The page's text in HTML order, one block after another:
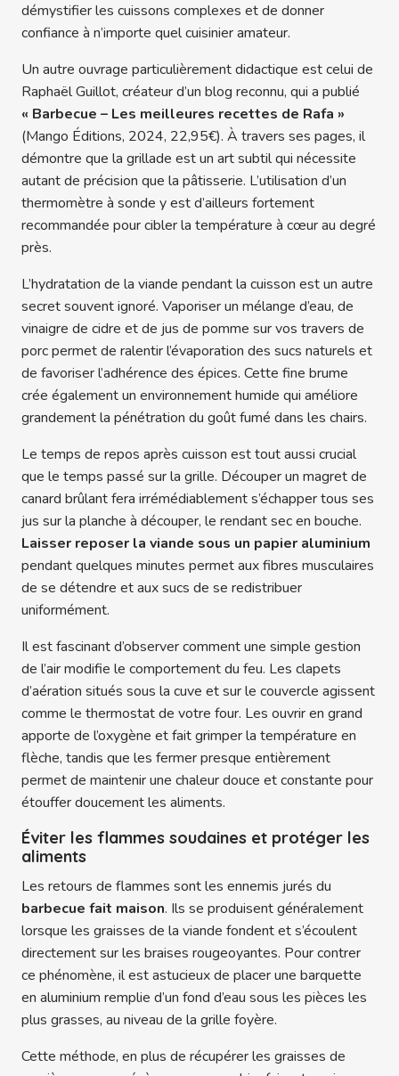
démystifier les cuissons complexes et de donner
confiance à n’importe quel cuisinier amateur.
Un autre ouvrage particulièrement didactique est celui de
Raphaël Guillot, créateur d’un blog reconnu, qui a publié
« Barbecue – Les meilleures recettes de Rafa »
(Mango Éditions, 2024, 22,95€). À travers ses pages, il
démontre que la grillade est un art subtil qui nécessite
autant de précision que la pâtisserie. L’utilisation d’un
thermomètre à sonde y est d’ailleurs fortement
recommandée pour cibler la température à cœur au degré
près.
L’hydratation de la viande pendant la cuisson est un autre
secret souvent ignoré. Vaporiser un mélange d’eau, de
vinaigre de cidre et de jus de pomme sur vos travers de
porc permet de ralentir l’évaporation des sucs naturels et
de favoriser l’adhérence des épices. Cette fine brume
crée également un environnement humide qui améliore
grandement la pénétration du goût fumé dans les chairs.
Le temps de repos après cuisson est tout aussi crucial
que le temps passé sur la grille. Découper un magret de
canard brûlant fera irrémédiablement s’échapper tous ses
jus sur la planche à découper, le rendant sec en bouche.
Laisser reposer la viande sous un papier aluminium
pendant quelques minutes permet aux fibres musculaires
de se détendre et aux sucs de se redistribuer
uniformément.
Il est fascinant d’observer comment une simple gestion
de l’air modifie le comportement du feu. Les clapets
d’aération situés sous la cuve et sur le couvercle agissent
comme le thermostat de votre four. Les ouvrir en grand
apporte de l’oxygène et fait grimper la température en
flèche, tandis que les fermer presque entièrement
permet de maintenir une chaleur douce et constante pour
étouffer doucement les aliments.
Éviter les flammes soudaines et protéger les
aliments
Les retours de flammes sont les ennemis jurés du
barbecue fait maison. Ils se produisent généralement
lorsque les graisses de la viande fondent et s’écoulent
directement sur les braises rougeoyantes. Pour contrer
ce phénomène, il est astucieux de placer une barquette
en aluminium remplie d’un fond d’eau sous les pièces les
plus grasses, au niveau de la grille foyère.
Cette méthode, en plus de récupérer les graisses de